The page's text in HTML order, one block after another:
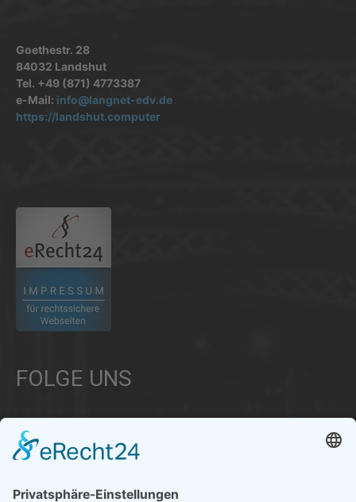
Goethestr. 28
84032 Landshut
Tel. +49 (871) 4773387
e-Mail: info@langnet-edv.de
https://landshut.computer
FOLGE UNS